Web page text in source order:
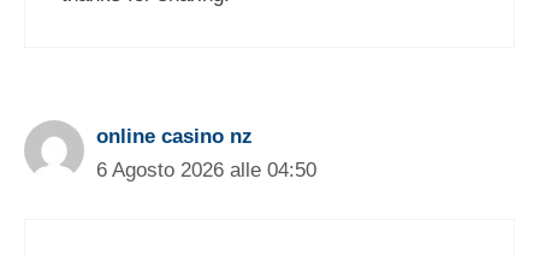
online casino nz
6 Agosto 2026 alle 04:50